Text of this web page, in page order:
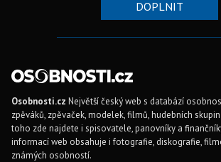
DOPLNIT
Osobnosti.cz Největší český web s databází
zpěváků, zpěvaček, modelek, filmů, hudebních
toho zde najdete i spisovatele, panovníky a
informací web obsahuje i fotografie, diskografie,
známých osobností.